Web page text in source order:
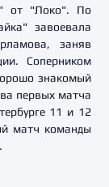
от "Локо". По
завоевала
заняв
Соперником
знакомый
первых матча
11 и 12
матч команды